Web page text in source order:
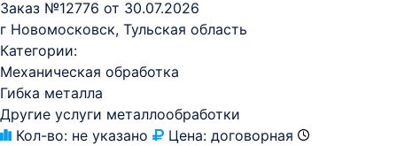
Заказ №12776 от 30.07.2026
г Новомосковск, Тульская область
Категории:
Механическая обработка
Гибка металла
Другие услуги металлообработки
Кол-во: не указано Цена: договорная